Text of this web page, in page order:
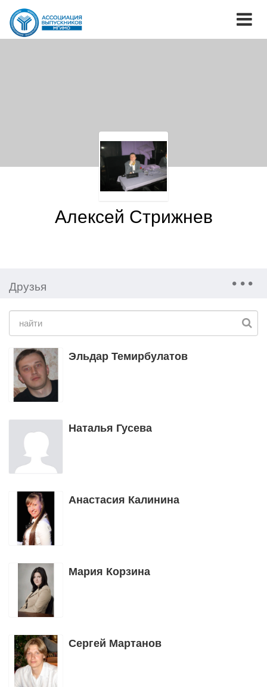
Алексей Стрижнев
Друзья
Эльдар Темирбулатов
Наталья Гусева
Анастасия Калинина
Мария Корзина
Сергей Мартанов